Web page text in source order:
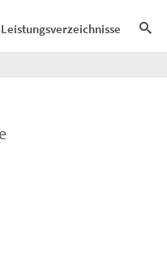
Leistungsverzeichnisse